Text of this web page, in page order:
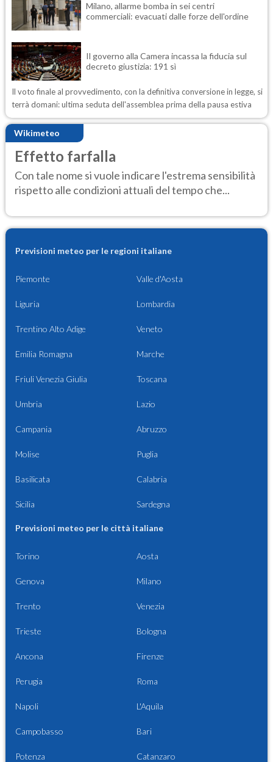
Milano, allarme bomba in sei centri
commerciali: evacuati dalle forze dell'ordine
Il governo alla Camera incassa la fiducia sul
decreto giustizia: 191 sì
Il voto finale al provvedimento, con la definitiva conversione in legge, si
terrà domani: ultima seduta dell'assemblea prima della pausa estiva
Wikimeteo
Effetto farfalla
Con tale nome si vuole indicare l'estrema sensibilità
rispetto alle condizioni attuali del tempo che...
Previsioni meteo per le regioni italiane
Piemonte Valle d'Aosta
Liguria Lombardia
Trentino Alto Adige Veneto
Emilia Romagna Marche
Friuli Venezia Giulia Toscana
Umbria Lazio
Campania Abruzzo
Molise Puglia
Basilicata Calabria
Sicilia Sardegna
Previsioni meteo per le città italiane
Torino Aosta
Genova Milano
Trento Venezia
Trieste Bologna
Ancona Firenze
Perugia Roma
Napoli L'Aquila
Campobasso Bari
Potenza Catanzaro